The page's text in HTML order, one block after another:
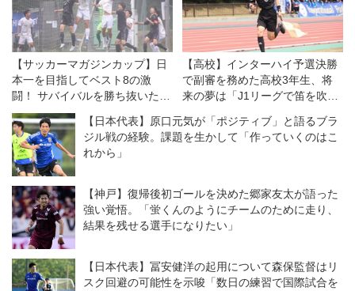
【サッカーマガジンカップ】日
本一を目指してベスト8の激
闘！ サバイバルを勝ち抜いた4
チームが11日午後の準決勝へ
【高校】インターハイ予選決勝
で副審を務めた高校3年生、将
来の夢は「J1リーグで笛を吹い
【日本代表】原口元気が「ポジティブ」と語るブラ
ジル戦の経験。課題を生かして「作っていくのはこ
れから」
【神戸】復帰後初ゴールを決めた郷家友太が語った
強い覚悟。「蛍くんのようにチームのために走り、
結果を残せる選手になりたい」
【日本代表】冨安健洋の起用について森保監督はリ
スク回避の可能性を示唆「数日の練習で国際試合を